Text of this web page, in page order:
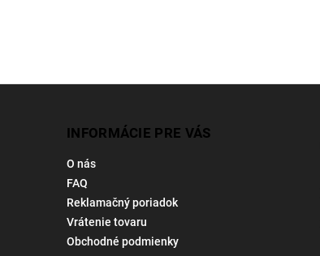
INFORMÁCIE PRE VÁS
O nás
FAQ
Reklamačný poriadok
Vrátenie tovaru
Obchodné podmienky